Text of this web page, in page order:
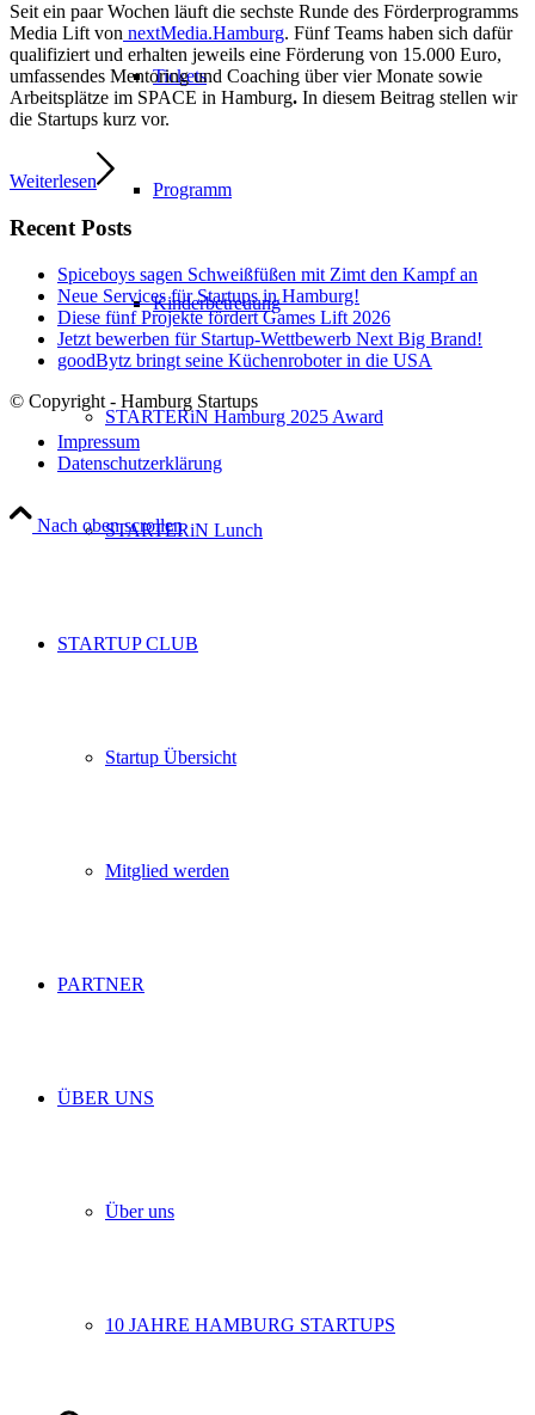
Tickets
Programm
Kinderbetreuung
STARTERiN Hamburg 2025 Award
STARTERiN Lunch
STARTUP CLUB
Startup Übersicht
Mitglied werden
PARTNER
ÜBER UNS
Über uns
10 JAHRE HAMBURG STARTUPS
Seit ein paar Wochen läuft die sechste Runde des Förderprogramms
Media Lift von nextMedia.Hamburg. Fünf Teams haben sich dafür
qualifiziert und erhalten jeweils eine Förderung von 15.000 Euro,
umfassendes Mentoring und Coaching über vier Monate sowie
Arbeitsplätze im SPACE in Hamburg. In diesem Beitrag stellen wir
die Startups kurz vor.
Weiterlesen
Recent Posts
Spiceboys sagen Schweißfüßen mit Zimt den Kampf an
Neue Services für Startups in Hamburg!
Diese fünf Projekte fördert Games Lift 2026
Jetzt bewerben für Startup-Wettbewerb Next Big Brand!
goodBytz bringt seine Küchenroboter in die USA
© Copyright - Hamburg Startups
Impressum
Datenschutzerklärung
Nach oben scrollen